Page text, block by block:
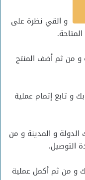
و القي نظرة على
و من ثم أضف المنتج
و تابع إتمام عملية
و المدينة و من
التوصيل.
و من ثم أكمل عملية